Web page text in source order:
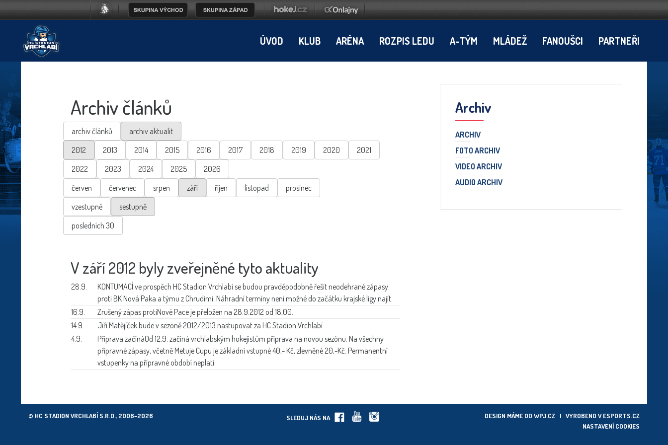
ÚVOD KLUB ARÉNA ROZPIS LEDU A-TÝM MLÁDEŽ FANOUŠCI PARTNEŘI
Archiv článků
archiv článků
archiv aktualit
2012
2013 2014 2015 2016 2017 2018 2019 2020
2021
2022
2023 2024 2025
2026
červen
červenec srpen září říjen listopad
prosinec
vzestupně
sestupně
posledních 30
V září 2012 byly zveřejněné tyto aktuality
28.9. KONTUMACÍ ve prospěch HC Stadion Vrchlabí se budou pravděpodobně řešit neodehrané zápasy
proti BK Nová Paka a týmu z Chrudimi. Náhradní termíny není možné do začátku krajské ligy najít.
16.9.
Zrušený zápas protiNové Pace je přeložen na 28.9.2012 od 18,00.
14.9.
Jiří Matějíček budev sezoně 2012/2013 nastupovat za HC Stadion Vrchlabí.
4.9.
Příprava začínáOd 12.9. začíná vrchlabským hokejistům příprava na novou sezónu. Na všechny
přípravné zápasy, včetně Metuje Cupu je základní vstupné 40,- Kč, zlevněné 20,-Kč. Permanentní
vstupenky na přípravné období neplatí.
Archiv
ARCHIV
FOTO ARCHIV
VIDEO ARCHIV
AUDIO ARCHIV
© HC STADION VRCHLABÍ S.R.O., 2006–2026 SLEDUJ NÁS NA DESIGN MÁME OD WPJ.CZ | VYROBENO VESPORTS.CZ
NASTAVENÍ COOKIES